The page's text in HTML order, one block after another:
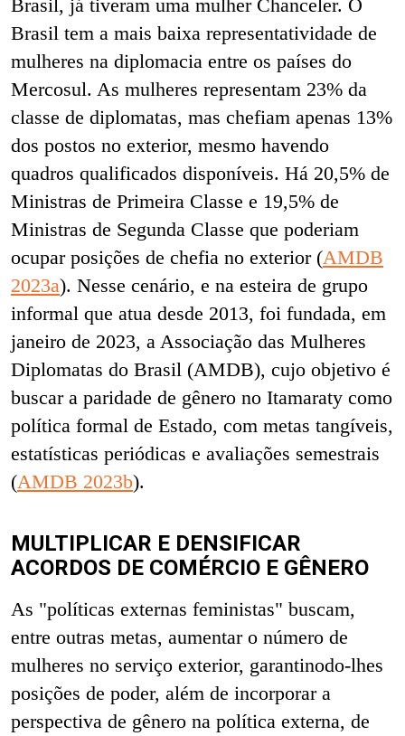
Brasil, já tiveram uma mulher Chanceler. O
Brasil tem a mais baixa representatividade de
mulheres na diplomacia entre os países do
Mercosul. As mulheres representam 23% da
classe de diplomatas, mas chefiam apenas 13%
dos postos no exterior, mesmo havendo
quadros qualificados disponíveis. Há 20,5% de
Ministras de Primeira Classe e 19,5% de
Ministras de Segunda Classe que poderiam
ocupar posições de chefia no exterior (AMDB
2023a). Nesse cenário, e na esteira de grupo
informal que atua desde 2013, foi fundada, em
janeiro de 2023, a Associação das Mulheres
Diplomatas do Brasil (AMDB), cujo objetivo é
buscar a paridade de gênero no Itamaraty como
política formal de Estado, com metas tangíveis,
estatísticas periódicas e avaliações semestrais
(AMDB 2023b).
MULTIPLICAR E DENSIFICAR
ACORDOS DE COMÉRCIO E GÊNERO
As "políticas externas feministas" buscam,
entre outras metas, aumentar o número de
mulheres no serviço exterior, garantinodo-lhes
posições de poder, além de incorporar a
perspectiva de gênero na política externa, de